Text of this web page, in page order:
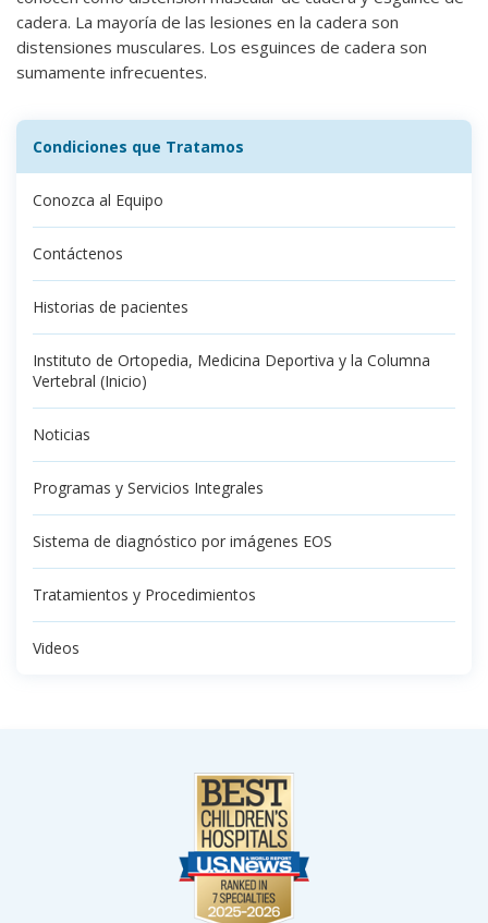
cadera. La mayoría de las lesiones en la cadera son
distensiones musculares. Los esguinces de cadera son
sumamente infrecuentes.
Condiciones que Tratamos
Conozca al Equipo
Contáctenos
Historias de pacientes
Instituto de Ortopedia, Medicina Deportiva y la Columna
Vertebral (Inicio)
Noticias
Programas y Servicios Integrales
Sistema de diagnóstico por imágenes EOS
Tratamientos y Procedimientos
Videos